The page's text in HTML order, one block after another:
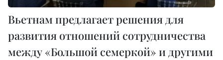
Вьетнам предлагает решения для
развития отношений сотрудничества
между «Большой семеркой» и другими